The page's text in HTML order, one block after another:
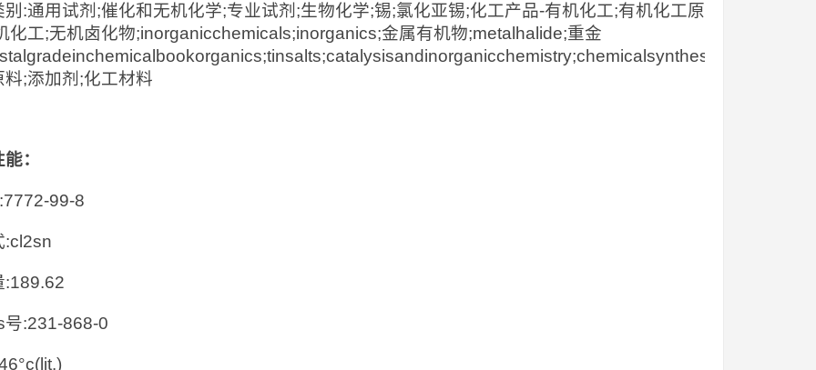
别:通用试剂;催化和无机化学;专业试剂;生物化学;锡;氯化亚锡;化工产品-有机化工;有机化工原
化工;无机卤化物;inorganicchemicals;inorganics;金属有机物;metalhalide;重金
料;添加剂;化工材料
：
99-8
:cl2sn
:189.62
号:231-868-0